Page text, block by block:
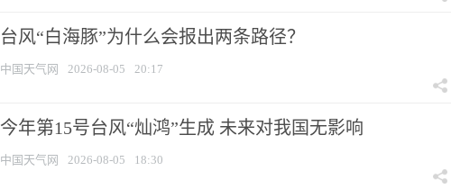
台风“白海豚”为什么会报出两条路径？
中国天气网 2026-08-05 20:17
今年第15号台风“灿鸿”生成 未来对我国无影响
中国天气网 2026-08-05 18:30